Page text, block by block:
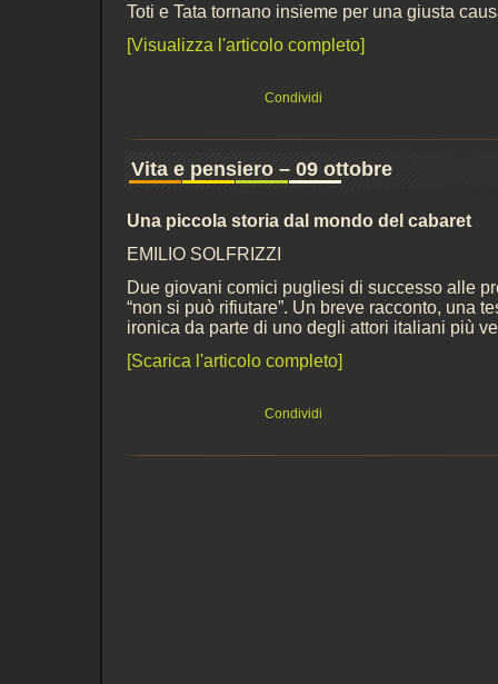
Toti e Tata tornano insieme per una giusta
[Visualizza l'articolo completo]
Condividi
Vita e pensiero – 09 ottobre
Una piccola storia dal mondo del cabaret
EMILIO SOLFRIZZI
Due giovani comici pugliesi di successo alle
“non si può rifiutare”. Un breve racconto, una
ironica da parte di uno degli attori italiani più
[Scarica l'articolo completo]
Condividi